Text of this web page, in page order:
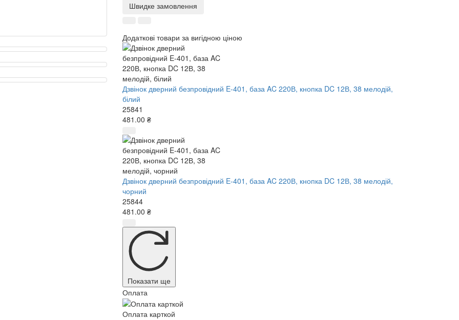
Швидке замовлення
Додаткові товари за вигідною ціною
Дзвінок дверний безпровідний E-401, база AC 220В, кнопка DC 12В, 38 мелодій,
білий
25841
481.00 ₴
Дзвінок дверний безпровідний E-401, база AC 220В, кнопка DC 12В, 38 мелодій,
чорний
25844
481.00 ₴
Показати ще
Оплата
Оплата карткой